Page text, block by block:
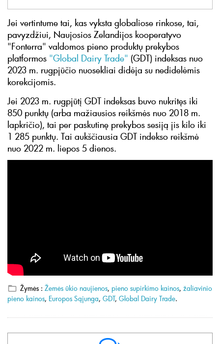
Jei vertintume tai, kas vyksta globaliose rinkose, tai,
pavyzdžiui, Naujosios Zelandijos kooperatyvo
"Fonterra" valdomos pieno produktų prekybos
platformos "Global Dairy Trade" (GDT) indeksas nuo
2023 m. rugpjūčio nuosekliai didėja su nedidelėmis
korekcijomis.
Jei 2023 m. rugpjūtį GDT indeksas buvo nukritęs iki
850 punktų (arba mažiausios reikšmės nuo 2018 m.
lapkričio), tai per paskutinę prekybos sesiją jis kilo iki
1 285 punktų. Tai aukščiausia GDT indekso reikšmė
nuo 2022 m. liepos 5 dienos.
Žymės : Žemės ūkio naujienos, pieno supirkimo kainos, žaliavinio
pieno kainos, Europos Sąjunga, GDT, Global Dairy Trade.